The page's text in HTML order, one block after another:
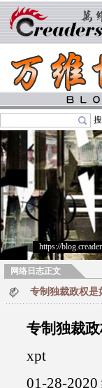
https://
网络日志正文
专制独裁政权是
专制独裁
xpt
01-28-2020